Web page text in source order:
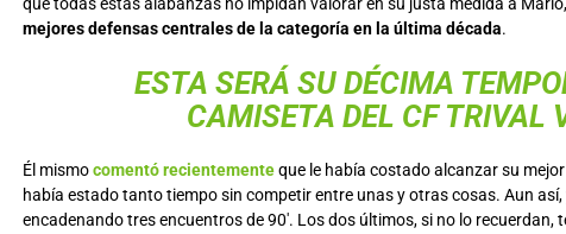
mejores defensas centrales de la categoría en la última década.
ESTA SERÁ SU DÉCIMA
CAMISETA DEL CF TRIVAL
Él mismocomentó recientementeque le había costado alcanzar su
había estado tanto tiempo sin competir entre unas y otras cosas. Aun
encadenando tres encuentros de 90′. Los dos últimos, si no lo recuerdan,